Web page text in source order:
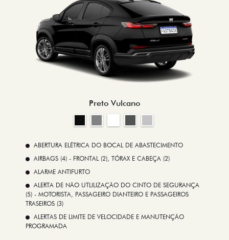
Preto Vulcano
ABERTURA ELÉTRICA DO BOCAL DE ABASTECIMENTO
AIRBAGS (4) - FRONTAL (2), TÓRAX E CABEÇA (2)
ALARME ANTIFURTO
ALERTA DE NÃO UTLILIZAÇÃO DO CINTO DE SEGURANÇA
(5) - MOTORISTA, PASSAGEIRO DIANTEIRO E PASSAGEIROS
TRASEIROS (3)
ALERTAS DE LIMITE DE VELOCIDADE E MANUTENÇÃO
PROGRAMADA